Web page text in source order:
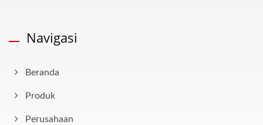
Navigasi
Beranda
Produk
Perusahaan